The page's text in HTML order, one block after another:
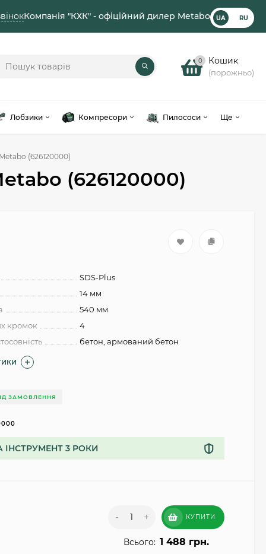
Компанія "КХК" - офіційний дилер Metabo UA RU
0 Кошик
(порожньо)
Лобзики Компресори Пилососи Ще
(626120000)
(626120000)
SDS-Plus
14 мм
540 мм
кромок
4
бетон, армований бетон
ЗАМОВЛЕННЯ
ІНСТРУМЕНТ 3 РОКИ
- + КУПИТИ
Всього: 1 488 грн.